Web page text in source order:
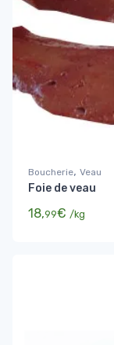
Boucherie, Veau
Foie de veau
18,99€ /kg